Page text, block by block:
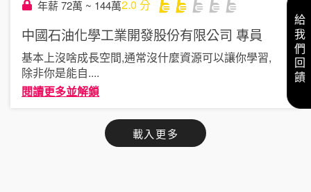
年薪 72萬 ~ 144萬2.0 分
中國石油化學工業開發股份有限公司 專員
基本上沒啥成長空間,通常沒什麼資源可以讓你學習,
除非你是能自....
閱讀更多並解鎖
載入更多
給我們回饋